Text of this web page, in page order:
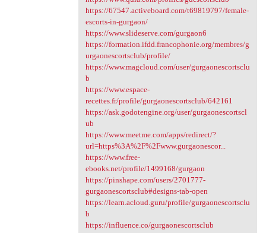
https://67547.activeboard.com/t69819797/female-
escorts-in-gurgaon/
https://www.slideserve.com/gurgaon6
https://formation.ifdd.francophonie.org/membres/g
urgaonescortsclub/profile/
https://www.magcloud.com/user/gurgaonescortsclu
b
https://www.espace-
recettes.fr/profile/gurgaonescortsclub/642161
https://ask.godotengine.org/user/gurgaonescortscl
ub
https://www.meetme.com/apps/redirect/?
url=https%3A%2F%2Fwww.gurgaonescor...
https://www.free-
ebooks.net/profile/1499168/gurgaon
https://pinshape.com/users/2701777-
gurgaonescortsclub#designs-tab-open
https://learn.acloud.guru/profile/gurgaonescortsclu
b
https://influence.co/gurgaonescortsclub